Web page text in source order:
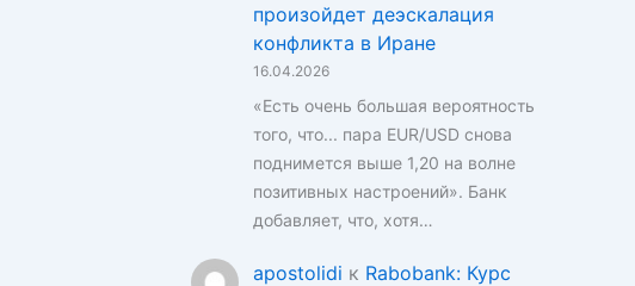
произойдет деэскалация
конфликта в Иране
16.04.2026
«Есть очень большая вероятность
того, что... пара EUR/USD снова
поднимется выше 1,20 на волне
позитивных настроений». Банк
добавляет, что, хотя…
apostolidi к Rabobank: Курс